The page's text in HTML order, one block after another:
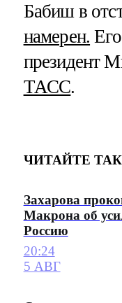
Бабиш в
намерен.
президент
ТАСС.
ЧИТАЙТЕ
Захарова
Макрона об
Россию
20:24
5 АВГ